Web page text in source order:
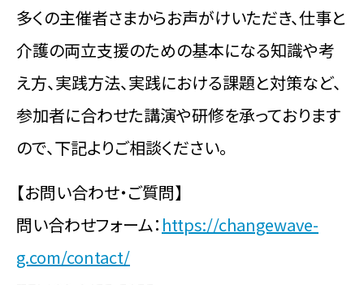
多くの主催者さまからお声がけいただき、仕事と
介護の両立支援のための基本になる知識や考
え方、実践方法、実践における課題と対策など、
参加者に合わせた講演や研修を承っております
ので、下記よりご相談ください。
【お問い合わせ・ご質問】
問い合わせフォーム： https://changewave-
g.com/contact/